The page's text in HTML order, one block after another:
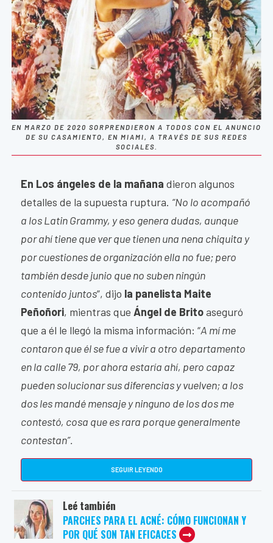
EN MARZO DE 2020 SORPRENDIERON A TODOS CON EL ANUNCIO
DE SU CASAMIENTO, EN MIAMI, A TRAVÉS DE SUS REDES
SOCIALES.
En Los ángeles de la mañana dieron algunos
detalles de la supuesta ruptura. “No lo acompañó
a los Latin Grammy, y eso genera dudas, aunque
por ahí tiene que ver que tienen una nena chiquita y
por cuestiones de organización ella no fue; pero
también desde junio que no suben ningún
contenido juntos”, dijo la panelista Maite
Peñoñori, mientras que Ángel de Britoaseguró
que a él le llegó la misma información: “A mí me
contaron que él se fue a vivir a otro departamento
en la calle 79, por ahora estaría ahí, pero capaz
pueden solucionar sus diferencias y vuelven; a los
dos les mandé mensaje y ninguno de los dos me
contestó, cosa que es rara porque generalmente
contestan”.
SEGUIR LEYENDO
Leé también
PARCHES PARA EL ACNÉ: CÓMO FUNCIONAN Y
POR QUÉ SON TAN EFICACES